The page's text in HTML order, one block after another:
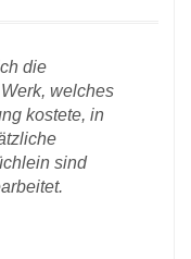
die
welches
kostete, in
sind